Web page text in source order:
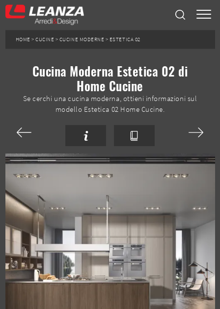
HOME >CUCINE > CUCINE MODERNE > ESTETICA 02
Cucina Moderna Estetica 02 di
Home Cucine
Se cerchi una cucina moderna, ottieni informazioni sul
modello Estetica 02 Home Cucine.